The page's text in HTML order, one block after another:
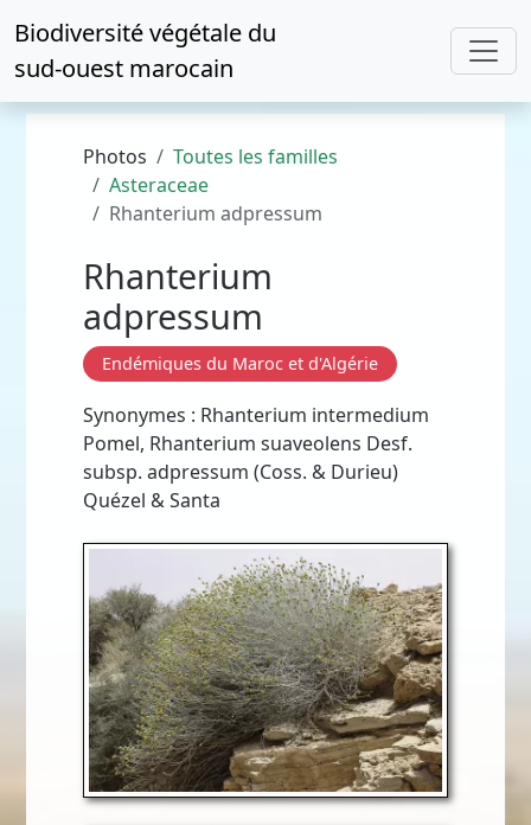
Biodiversité végétale du
sud-ouest marocain
Photos
Toutes les familles
Asteraceae
Rhanterium adpressum
Rhanterium
adpressum
Endémiques du Maroc et d'Algérie
Synonymes : Rhanterium intermedium
Pomel, Rhanterium suaveolens Desf.
subsp. adpressum (Coss. & Durieu)
Quézel & Santa